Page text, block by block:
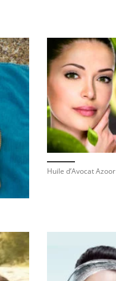
Huile d’Avocat Azoor